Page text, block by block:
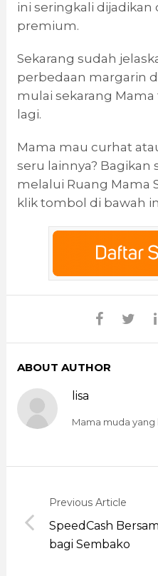
ini seringkali dijadikan
premium.
Sekarang sudah
perbedaan margarin
mulai sekarang Mama
lagi.
Mama mau curhat
seru lainnya? Bagikan
melalui Ruang Mama
klik tombol di bawah
ABOUT AUTHOR
lisa
Mama muda
Previous Article
SpeedCash
bagi Sembako